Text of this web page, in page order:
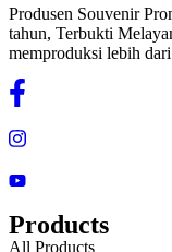
Produsen Souvenir
tahun, Terbukti
memproduksi lebih
Products
All Products